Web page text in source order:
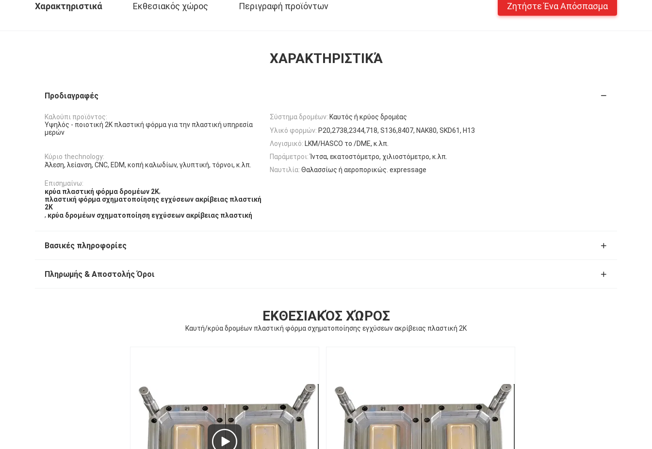
Χαρακτηριστικά Εκθεσιακός χώρος Περιγραφή προϊόντων Ζητήστε Ένα Απόσπασμα
ΧΑΡΑΚΤΗΡΙΣΤΙΚΆ
Προδιαγραφές
Καλούπι προϊόντος:
Υψηλός - ποιοτική 2K πλαστική φόρμα για την πλαστική υπηρεσία
μερών
Σύστημα δρομέων: Καυτός ή κρύος δρομέας
Υλικό φορμών: P20,2738,2344,718, S136,8407, NAK80, SKD61, H13
Λογισμικό: LKM/HASCO το /DME, κ.λπ.
Κύριο thechnology:
Άλεση, λείανση, CNC, EDM, κοπή καλωδίων, γλυπτική, τόρνοι, κ.λπ.
Παράμετροι: Ίντσα, εκατοστόμετρο, χιλιοστόμετρο, κ.λπ.
Ναυτιλία: Θαλασσίως ή αεροπορικώς. expressage
Επισημαίνω:
κρύα πλαστική φόρμα δρομέων 2K,
πλαστική φόρμα σχηματοποίησης εγχύσεων ακρίβειας πλαστική
2K
, κρύα δρομέων σχηματοποίηση εγχύσεων ακρίβειας πλαστική
Βασικές πληροφορίες
Πληρωμής & Αποστολής Όροι
ΕΚΘΕΣΙΑΚΌΣ ΧΏΡΟΣ
Καυτή/κρύα δρομέων πλαστική φόρμα σχηματοποίησης εγχύσεων ακρίβειας πλαστική 2K